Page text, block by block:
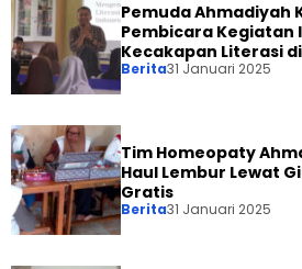
Pemuda Ahmadiyah
Pembicara Kegiatan
Kecakapan Literasi
Berita31 Januari 2025
Tim Homeopaty
Haul Lembur Lewat
Gratis
Berita31 Januari 2025